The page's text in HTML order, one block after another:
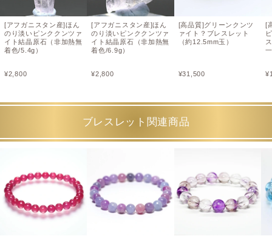
[アフガニスタン産]ほん
のり淡いピンククンツァ
イト結晶原石（非加熱無
着色/5.4g）
¥2,800
[アフガニスタン産]ほん
のり淡いピンククンツァ
イト結晶原石（非加熱無
着色/6.9g）
¥2,800
[高品質]グリーンクンツ
ァイト？ブレスレット
（約12.5mm玉）
¥31,500
[
¥
ブレスレット関連商品